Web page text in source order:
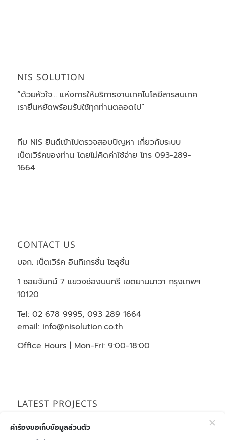
NIS SOLUTION
“ด้วยห้วใจ… แห่งการให้บริการงานเทคโนโลยีสารสนเทศ
เรายืนหยัดพร้อมรับใช้ทุกท่านตลอดไป”
ทีม NIS ยินดีเข้าไปตรวจสอบปัญหา เกี่ยวกับระบบ
เน็ตเวิร์คของท่าน โดยไม่คิดค่าใช้จ่าย โทร 093-289-
1664
CONTACT US
บจก. เน็ตเวิร์ค อินทิเกรชั่น โซลูชั่น
1 ซอยจันทน์ 7 แขวงช่องนนทรี เขตยานนาวา กรุงเทพฯ
10120
Tel: 02 678 9995, 093 289 1664
email: info@nisolution.co.th
Office Hours | Mon-Fri: 9:00-18:00
LATEST PROJECTS
12:02 น.
คำร้องขอเก็บข้อมูลส่วนตัว